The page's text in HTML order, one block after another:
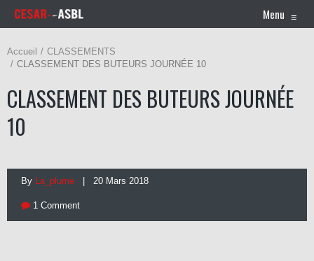
Menu ≡
Accueil
CLASSEMENTS
CLASSEMENT DES BUTEURS JOURNÉE 10
CLASSEMENT DES BUTEURS JOURNÉE
10
By La_plume | 20 Mars 2018
1 Comment